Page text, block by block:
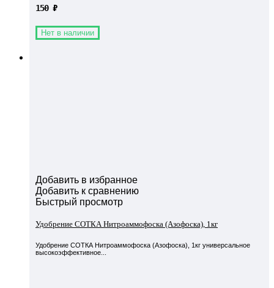
150 ₽
Нет в наличии
Добавить в избранное
Добавить к сравнению
Быстрый просмотр
Удобрение СОТКА Нитроаммофоска (Азофоска), 1кг
Удобрение СОТКА Нитроаммофоска (Азофоска), 1кг универсальное
высокоэффективное...